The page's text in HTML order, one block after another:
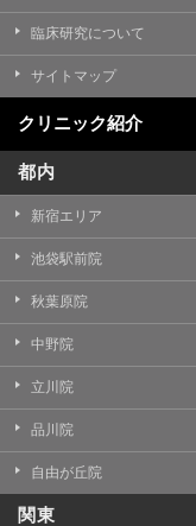
臨床研究について
サイトマップ
クリニック紹介
都内
新宿エリア
池袋駅前院
秋葉原院
中野院
立川院
品川院
自由が丘院
関東